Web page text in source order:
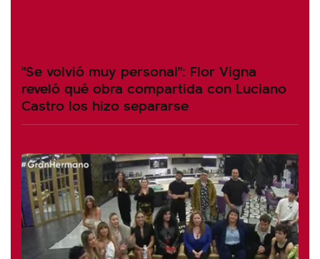
"Se volvió muy personal": Flor Vigna
reveló qué obra compartida con Luciano
Castro los hizo separarse